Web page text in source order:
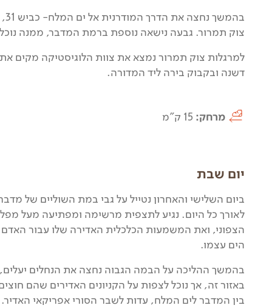
צוק תמרור. גבעה נישאה נוספת ברמת המדבר, ממנה
למרגלות צוק תמרור נמצא את צוות הלוגיסטיקה מקים
דשנה ובקבוק בירה ליד המדורה.
מרחק: 15 ק"מ
יום שבת
ביום השלישי והאחרון נטייל על גבי במת השוליים של
לאורך כל היום. נגיע לתצפית מרשימה ומפתיעה מעל
הצפוני, ואת המשמעות הכלכלית האדירה שלו עבור
הים עצמו.
בהמשך ההליכה על הבמה הגבוה נחצה את הנחלים יעלים,
באזור זה, אך נוכל לצפות על הקניונים האדירים שהם
בין המדבר לים המלח, עדות לשבר הסורי אפריקאי האדיר.